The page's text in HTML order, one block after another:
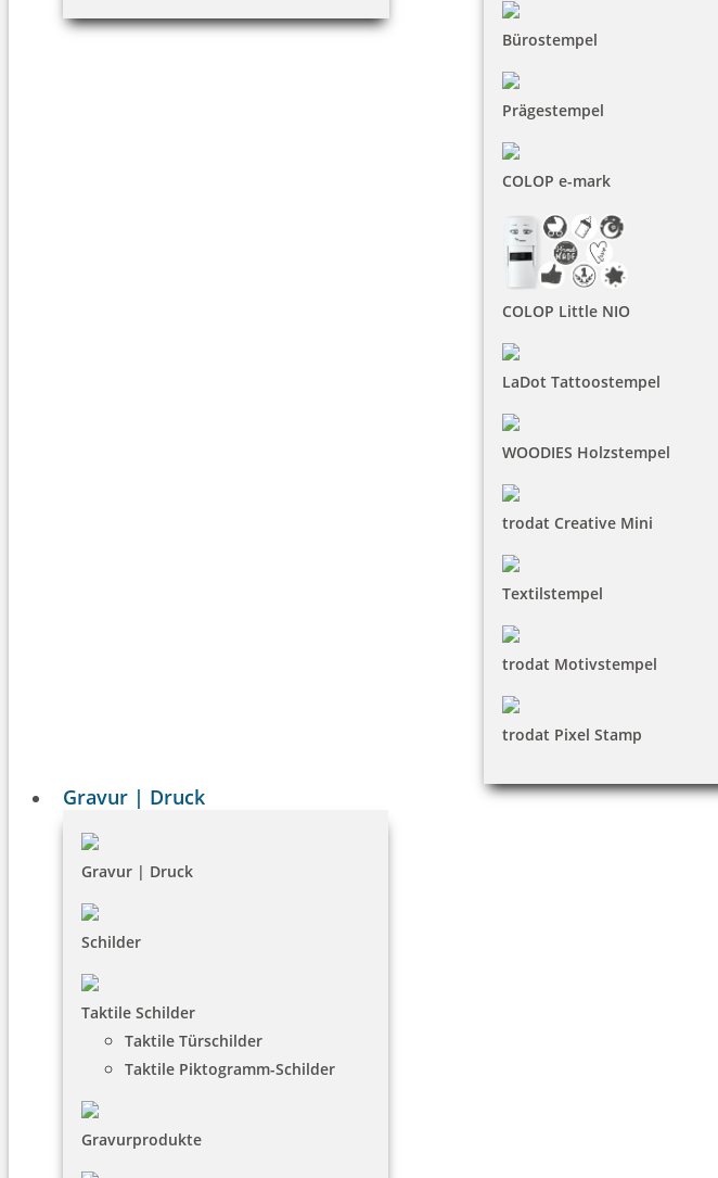
Bürostempel
Prägestempel
COLOP e-mark
COLOP Little NIO
LaDot Tattoostempel
WOODIES Holzstempel
trodat Creative Mini
Textilstempel
trodat Motivstempel
trodat Pixel Stamp
Gravur | Druck
Gravur | Druck
Schilder
Taktile Schilder
Taktile Türschilder
Taktile Piktogramm-Schilder
Gravurprodukte